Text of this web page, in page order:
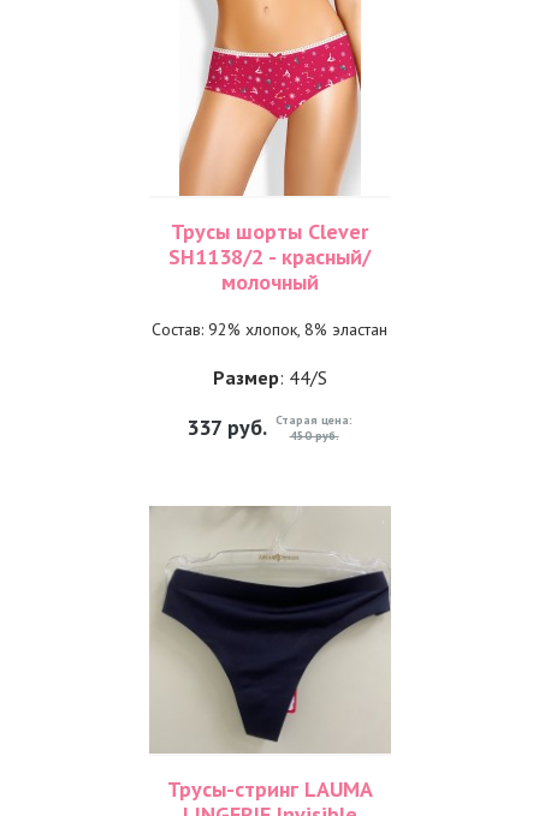
Трусы шорты Clever
SH1138/2 - красный/
молочный
Состав: 92% хлопок, 8% эластан
Размер: 44/S
337 руб. Старая цена:
450 руб.
Трусы-стринг LAUMA